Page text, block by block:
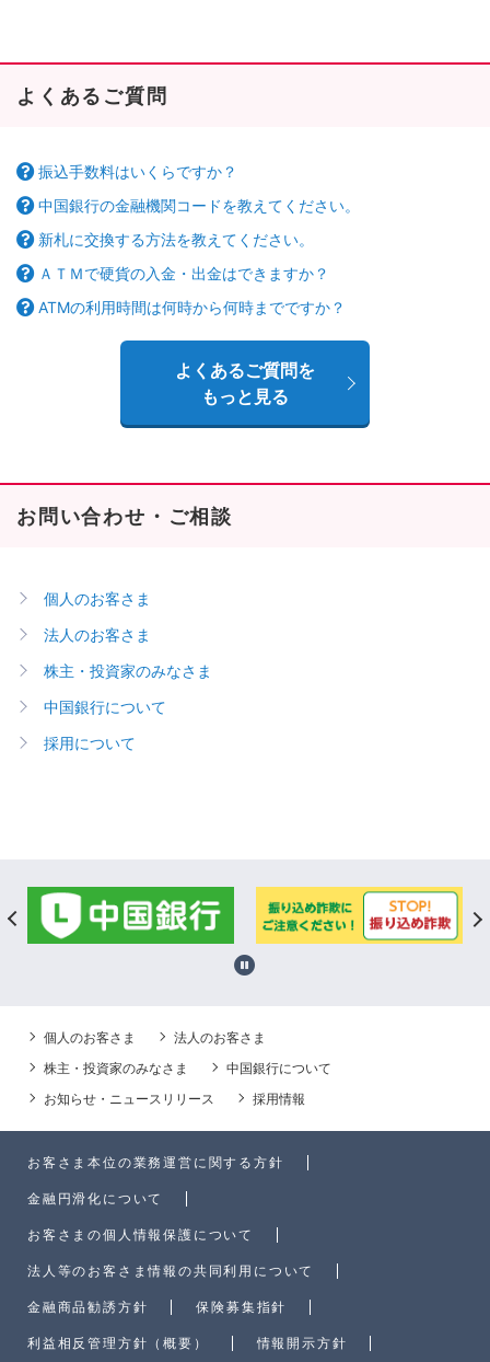
よくあるご質問
振込手数料はいくらですか？
中国銀行の金融機関コードを教えてください。
新札に交換する方法を教えてください。
ＡＴＭで硬貨の入金・出金はできますか？
ATMの利用時間は何時から何時までですか？
よくあるご質問を
もっと見る
お問い合わせ・ご相談
個人のお客さま
法人のお客さま
株主・投資家のみなさま
中国銀行について
採用について
個人のお客さま
法人のお客さま
株主・投資家のみなさま
中国銀行について
お知らせ・ニュースリリース
採用情報
お客さま本位の業務運営に関する方針
金融円滑化について
お客さまの個人情報保護について
法人等のお客さま情報の共同利用について
金融商品勧誘方針 保険募集指針
利益相反管理方針（概要） 情報開示方針